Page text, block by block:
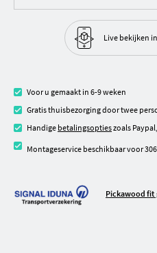
Live bekijken in
Voor u gemaakt in 6-9 weken
Gratis thuisbezorging door twee
Handige betalingsoptieszoals
Montageservice beschikbaar voor
Pickawood fit